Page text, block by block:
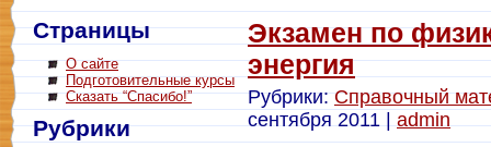
Страницы
О сайте
Подготовительные курсы
Сказать “Спасибо!”
Рубрики
Экзамен по
энергия
Рубрики:Справочный
сентября 2011 |admin